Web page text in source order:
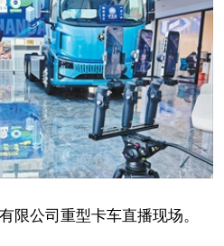
限公司重型卡车直播现场。